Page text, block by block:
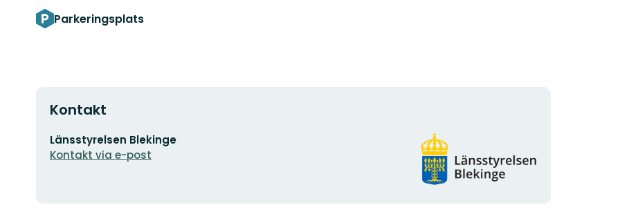
Parkeringsplats
Kontakt
E-
postadress
Länsstyrelsen Blekinge
Kontakt via e-post
Organisationens
logotyp